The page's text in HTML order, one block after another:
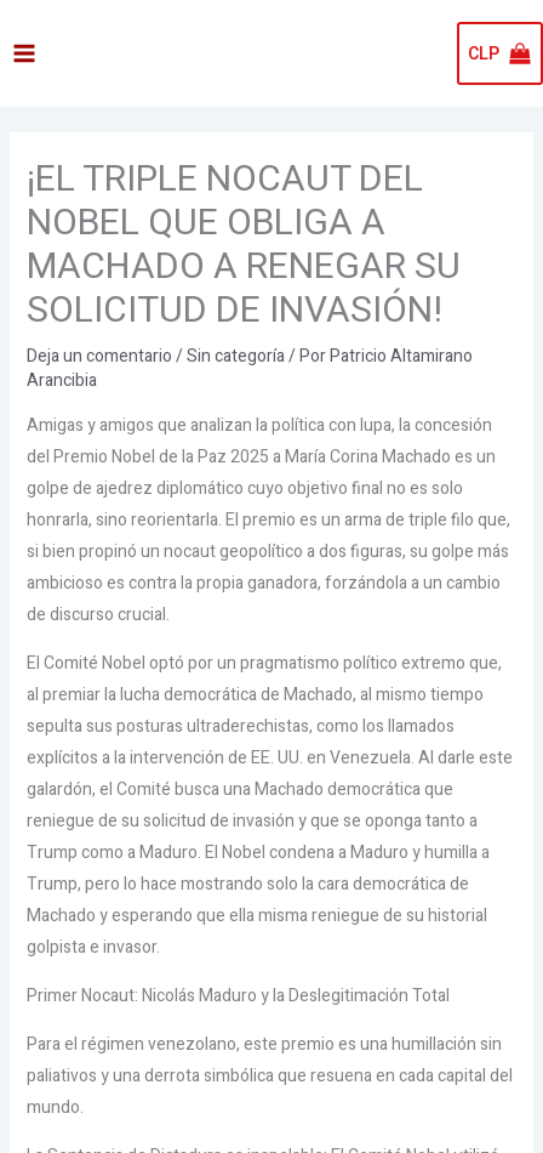
CLP
¡EL TRIPLE NOCAUT DEL
NOBEL QUE OBLIGA A
MACHADO A RENEGAR SU
SOLICITUD DE INVASIÓN!
Deja un comentario/Sin categoría/ PorPatricio Altamirano
Arancibia
Amigas y amigos que analizan la política con lupa, la concesión
del Premio Nobel de la Paz 2025 a María Corina Machado es un
golpe de ajedrez diplomático cuyo objetivo final no es solo
honrarla, sino reorientarla. El premio es un arma de triple filo que,
si bien propinó un nocaut geopolítico a dos figuras, su golpe más
ambicioso es contra la propia ganadora, forzándola a un cambio
de discurso crucial.
El Comité Nobel optó por un pragmatismo político extremo que,
al premiar la lucha democrática de Machado, al mismo tiempo
sepulta sus posturas ultraderechistas, como los llamados
explícitos a la intervención de EE. UU. en Venezuela. Al darle este
galardón, el Comité busca una Machado democrática que
reniegue de su solicitud de invasión y que se oponga tanto a
Trump como a Maduro. El Nobel condena a Maduro y humilla a
Trump, pero lo hace mostrando solo la cara democrática de
Machado y esperando que ella misma reniegue de su historial
golpista e invasor.
Primer Nocaut: Nicolás Maduro y la Deslegitimación Total
Para el régimen venezolano, este premio es una humillación sin
paliativos y una derrota simbólica que resuena en cada capital del
mundo.